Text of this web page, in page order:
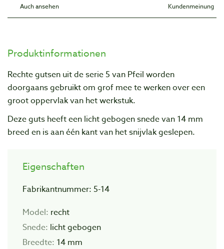
Auch ansehen Kundenmeinung
Produktinformationen
Rechte gutsen uit de serie 5 van Pfeil worden
doorgaans gebruikt om grof mee te werken over een
groot oppervlak van het werkstuk.
Deze guts heeft een licht gebogen snede van 14 mm
breed en is aan één kant van het snijvlak geslepen.
Eigenschaften
Fabrikantnummer: 5-14
Model: recht
Snede: licht gebogen
Breedte: 14 mm